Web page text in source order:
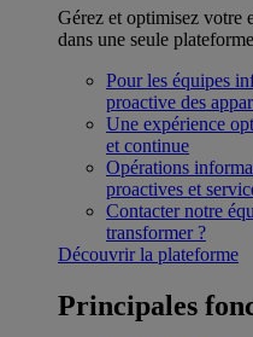
Gérez et optimisez votre
dans une seule
Pour les équipes
proactive des
Une expérience
et continue
Opérations
proactives et
Contacter notre
transformer ?
Découvrir la plateforme
Principales